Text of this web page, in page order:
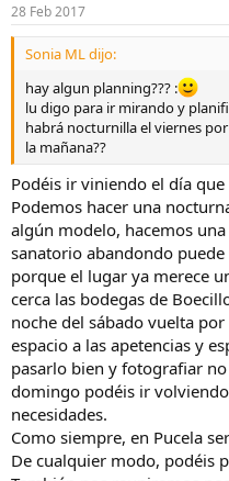
28 Feb 2017
Sonia ML dijo:
hay algun planning??? :
lu digo para ir mirando y
habrá nocturnilla el viernes
la mañana??
Podéis ir viniendo el día
Podemos hacer una
algún modelo, hacemos
sanatorio abandondo
porque el lugar ya merece
cerca las bodegas de
noche del sábado vuelta
espacio a las apetencias y
pasarlo bien y fotografiar
domingo podéis ir
necesidades.
Como siempre, en Pucela
De cualquier modo, podéis